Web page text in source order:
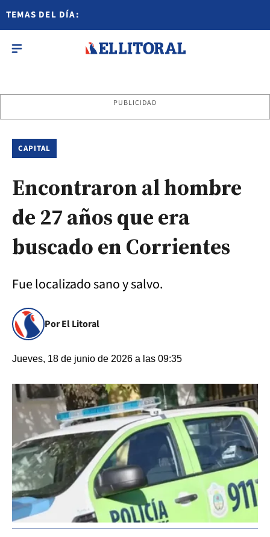
TEMAS DEL DÍA:
PUBLICIDAD
CAPITAL
Encontraron al hombre
de 27 años que era
buscado en Corrientes
Fue localizado sano y salvo.
Por El Litoral
Jueves, 18 de junio de 2026 a las 09:35